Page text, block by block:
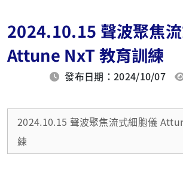
2024.10.15 聲波聚焦
Attune NxT 教育訓練
發布日期：2024/10/07
2024.10.15 聲波聚焦流式細胞儀
練